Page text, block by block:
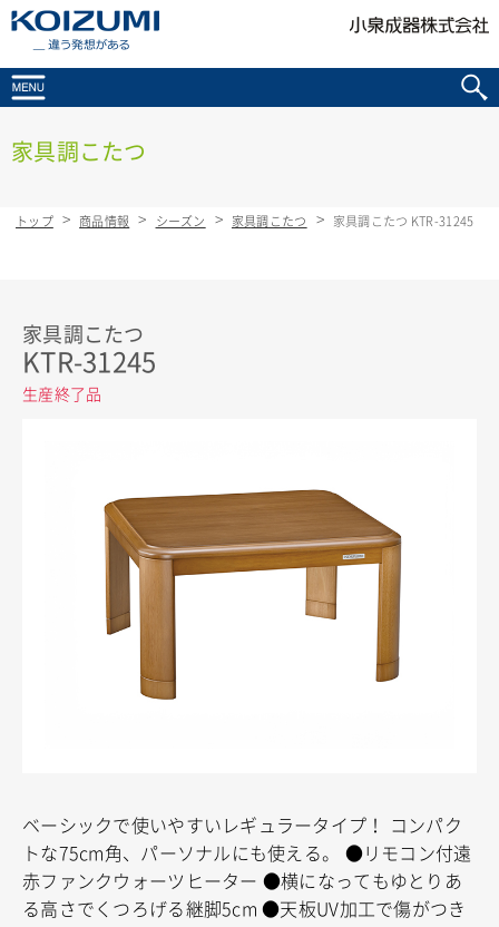
家具調こたつ
トップ 商品情報 シーズン 家具調こたつ 家具調こたつ KTR-31245
家具調こたつ
KTR-31245
生産終了品
ベーシックで使いやすいレギュラータイプ！
コンパク
トな75cm角、パーソナルにも使える。
●リモコン付遠
赤ファンクウォーツヒーター ●横になってもゆとりあ
る高さでくつろげる継脚5cm ●天板UV加工で傷がつき